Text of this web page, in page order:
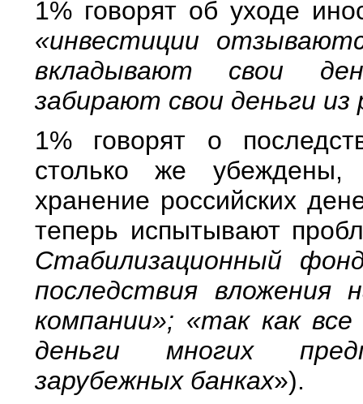
1% говорят об уходе
«инвестиции
вкладывают свои
забирают свои деньги из
1% говорят о
столько же убеждены,
хранение российских
теперь испытывают
Стабилизационный
последствия вложения
компании»; «так как
деньги многих
зарубежных банках»).